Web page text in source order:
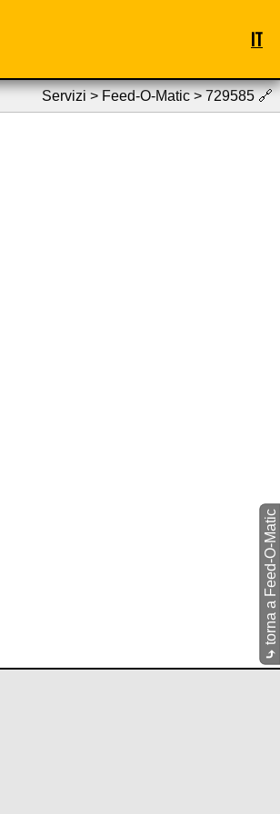
IT
Servizi > Feed-O-Matic > 729585 🔗
⤷
torna a Feed-O-Matic